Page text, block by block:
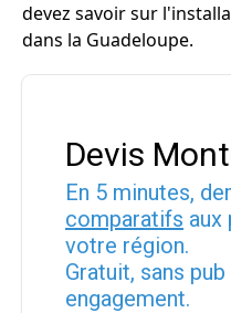
devez savoir sur
dans la Guadeloupe.
Devis
En 5 minutes,
comparatifs aux
votre région.
Gratuit, sans
engagement.